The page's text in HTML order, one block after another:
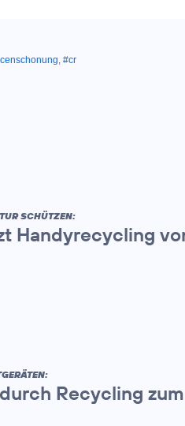
, #cr
SCHÜTZEN:
Handyrecycling
Recycling